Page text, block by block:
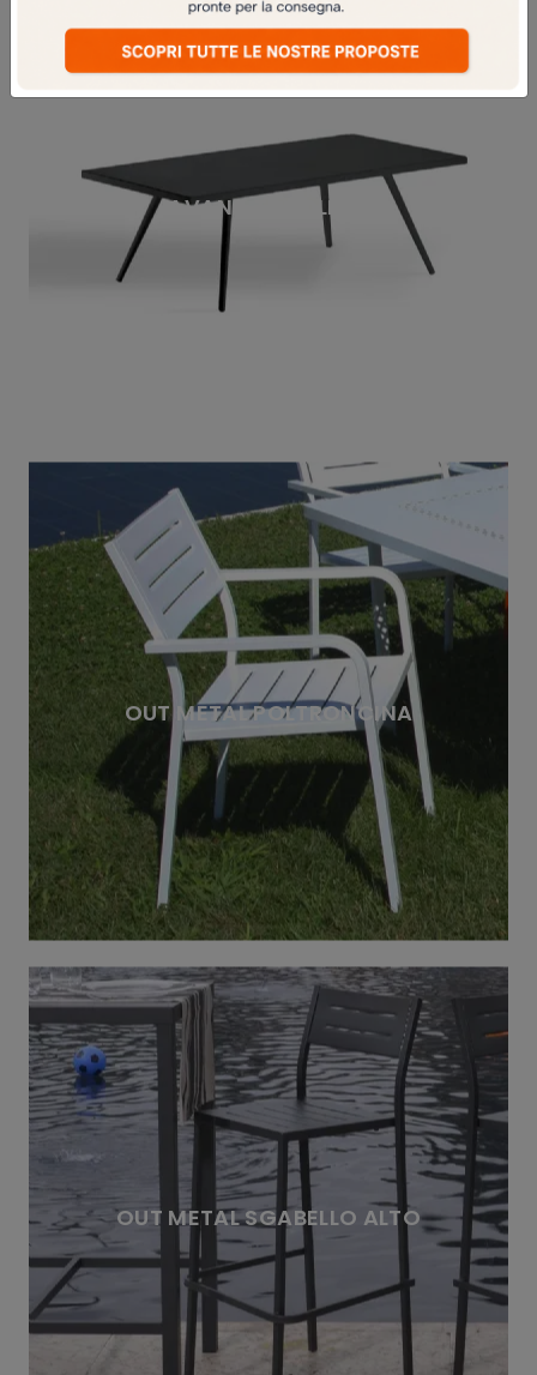
AVANA TAVOLINO
OUT METAL POLTRONCINA
OUT METAL SGABELLO ALTO